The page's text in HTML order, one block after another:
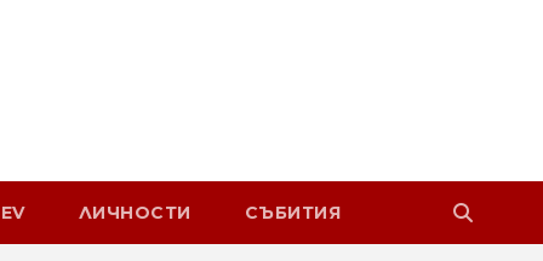
ЛИЧНОСТИ СЪБИТИЯ